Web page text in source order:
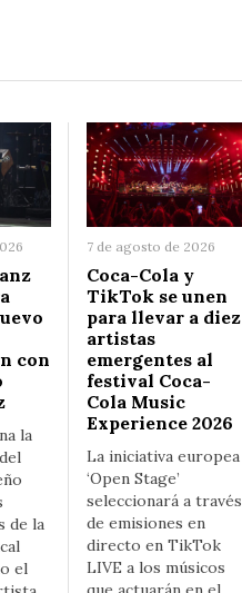
con
la
de la
el
7 de agosto de 2026
Coca-Cola y
TikTok se unen
para llevar a diez
artistas
emergentes al
festival Coca-
Cola Music
Experience 2026
La iniciativa europea
‘Open Stage’
seleccionará a través
de emisiones en
directo en TikTok
LIVE a los músicos